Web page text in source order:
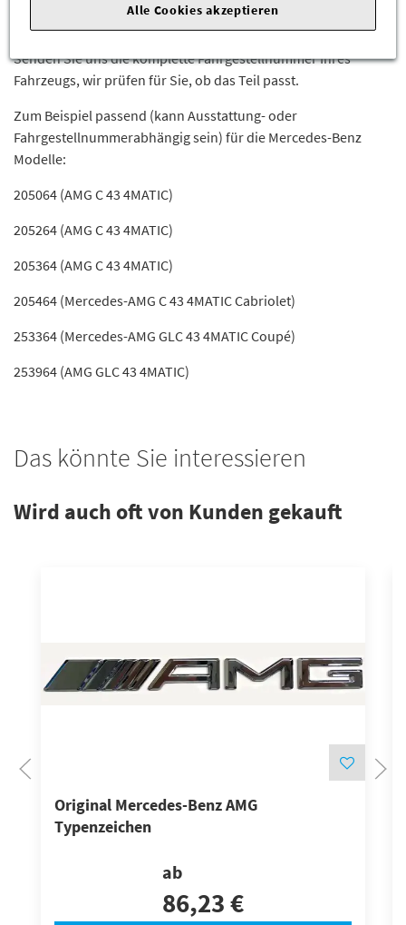
Senden Sie uns die komplette Fahrgestellnummer Ihres
Fahrzeugs, wir prüfen für Sie, ob das Teil passt.
Zum Beispiel passend (kann Ausstattung- oder
Fahrgestellnummerabhängig sein) für die Mercedes-Benz
Modelle:
205064 (AMG C 43 4MATIC)
205264 (AMG C 43 4MATIC)
205364 (AMG C 43 4MATIC)
205464 (Mercedes-AMG C 43 4MATIC Cabriolet)
253364 (Mercedes-AMG GLC 43 4MATIC Coupé)
253964 (AMG GLC 43 4MATIC)
Das könnte Sie interessieren
Wird auch oft von Kunden gekauft
Original Mercedes-Benz AMG
Typenzeichen
ab
86,23 €
Alle Cookies akzeptieren